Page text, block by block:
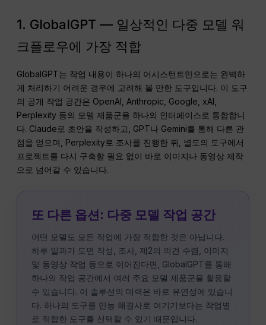
1. GlobalGPT — 일상적인 다중 모델 워
크플로우에 가장 적합
GlobalGPT는 작업 내용이 하나의 어시스턴트만으로는 완벽하
게 처리하기 어려운 경우에 고려해 볼 만한 도구입니다. 이 도구
의 공개 작업 공간은 OpenAI, Anthropic, Google, xAI,
Perplexity 등의 모델 제품군을 하나의 인터페이스로 통합합니
다. Claude로 초안을 작성하고, GPT나 Gemini를 통해 다른 관
점을 얻으며, Perplexity로 조사를 진행한 뒤, 별도의 도구에서
프로젝트를 다시 구축할 필요 없이 바로 이미지나 동영상 제작
으로 넘어갈 수 있습니다.
또 다른 옵션: 다중 모델 작업 공간
어떤 모델도 모든 작업에 가장 적합한 것은 아닙니다.
하루 일과가 도면 작성, 조사, 제2의 의견 수렴, 이미지
및 동영상 작업 등으로 이어진다면, GlobalGPT를 통해
하나의 작업 공간에서 여러 주요 모델 제품군을 활용할
수 있습니다. 이 솔루션의 매력은 바로 유연성에 있습니
다. 하나의 도구를 만능 해결사로 여기기보다는 작업별
로 적합한 도구를 선택할 수 있기 때문입니다.